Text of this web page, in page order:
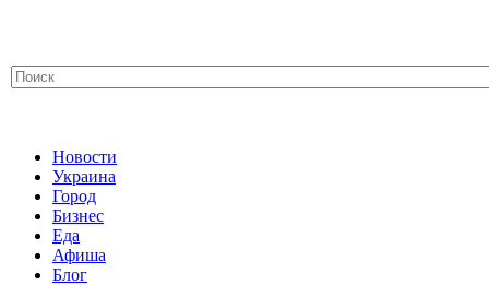
Новости
Украина
Город
Бизнес
Еда
Афиша
Блог